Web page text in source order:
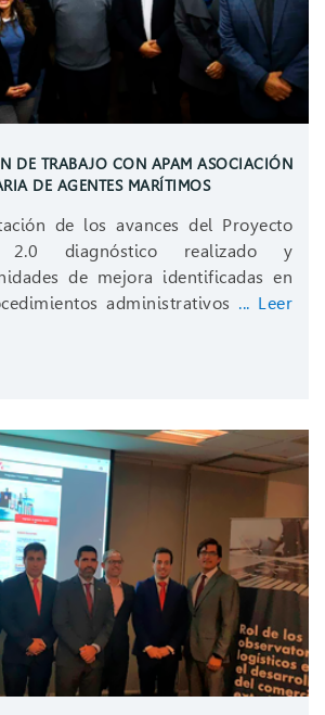
DE TRABAJO CON APAM ASOCIACIÓN
DE AGENTES MARÍTIMOS
de los avances del Proyecto
2.0 diagnóstico realizado y
de mejora identificadas en
administrativos ... Leer